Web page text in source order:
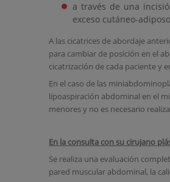
a través de una
exceso cutáneo-
A las cicatrices de abordaje
para cambiar de posición en el
cicatrización de cada paciente y
En el caso de las
lipoaspiración abdominal en el
menores y no es necesario
En la consulta con su cirujano
Se realiza una evaluación
pared muscular abdominal, la